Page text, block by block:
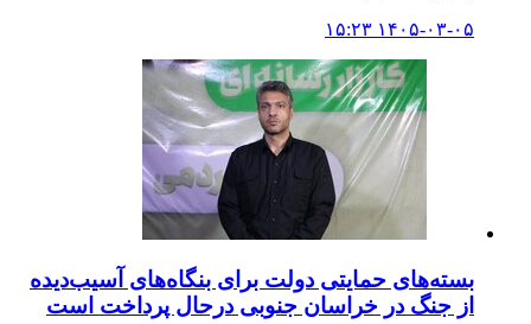
۱۴۰۵-۰۳-۰۵ ۱۵:۲۳
بسته‌های حمایتی دولت برای بنگاه‌های آسیب‌دیده
از جنگ در خراسان جنوبی درحال پرداخت است